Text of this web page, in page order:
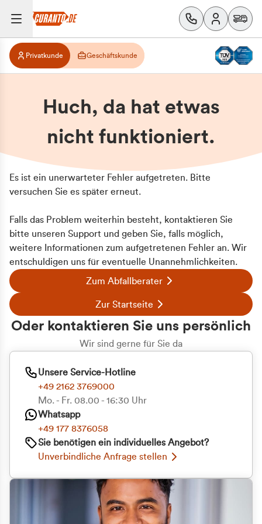
Zustimmung
Wir verwenden Cookies, um Inhalte und Anzeigen
zu personalisieren, Funktionen für soziale Medien
anbieten zu können und die Zugriffe auf unsere
Privatkunde Geschäftskunde
Huch, da hat etwas
nicht funktioniert.
Es ist ein unerwarteter Fehler aufgetreten. Bitte
versuchen Sie es später erneut.
Falls das Problem weiterhin besteht, kontaktieren Sie
bitte unseren Support und geben Sie, falls möglich,
weitere Informationen zum aufgetretenen Fehler an. Wir
entschuldigen uns für eventuelle Unannehmlichkeiten.
Zum Abfallberater
Zur Startseite
Oder kontaktieren Sie uns persönlich
Wir sind gerne für Sie da
Unsere Service-Hotline
+49 2162 3769000
Mo. - Fr. 08.00 - 16:30 Uhr
Whatsapp
+49 177 8376058
Sie benötigen ein individuelles Angebot?
Unverbindliche Anfrage stellen